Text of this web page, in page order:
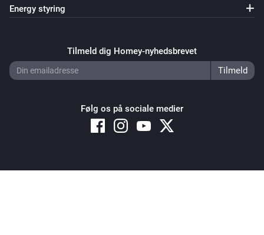
Energy styring
Tilmeld dig Homey-nyhedsbrevet
Følg os på sociale medier